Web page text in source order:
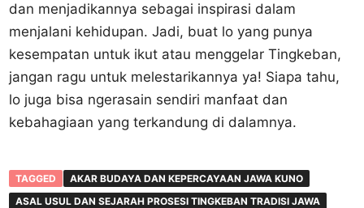
dan menjadikannya sebagai inspirasi dalam
menjalani kehidupan. Jadi, buat lo yang punya
kesempatan untuk ikut atau menggelar Tingkeban,
jangan ragu untuk melestarikannya ya! Siapa tahu,
lo juga bisa ngerasain sendiri manfaat dan
kebahagiaan yang terkandung di dalamnya.
TAGGED
AKAR BUDAYA DAN KEPERCAYAAN JAWA KUNO
ASAL USUL DAN SEJARAH PROSESI TINGKEBAN TRADISI JAWA